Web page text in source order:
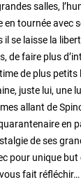
salles,
en tournée avec
se laisse la
de faire plus
de plus petits
juste lui, une
allant de
en
de ses
pour unique but
fait réfléchir…